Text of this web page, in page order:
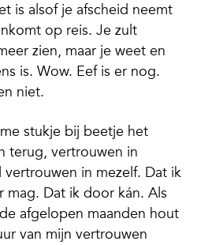
is alsof je afscheid neemt
op reis. Je zult
zien, maar je weet en
is. Wow. Eef is er nog.
niet.
stukje bij beetje het
terug, vertrouwen in
vertrouwen in mezelf. Dat ik
mag. Dat ik door kán. Als
afgelopen maanden hout
van mijn vertrouwen